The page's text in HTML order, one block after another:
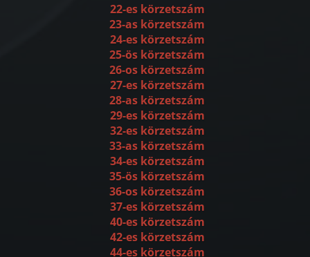
22-es körzetszám
23-as körzetszám
24-es körzetszám
25-ös körzetszám
26-os körzetszám
27-es körzetszám
28-as körzetszám
29-es körzetszám
32-es körzetszám
33-as körzetszám
34-es körzetszám
35-ös körzetszám
36-os körzetszám
37-es körzetszám
40-es körzetszám
42-es körzetszám
44-es körzetszám